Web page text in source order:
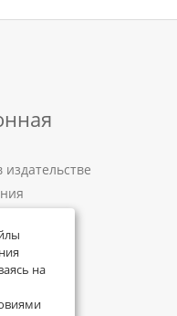
данных
на